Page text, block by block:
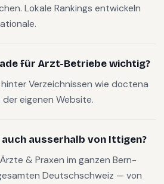
Lokale Rankings entwickeln
für Arzt-Betriebe wichtig?
Verzeichnissen wie doctena
eigenen Website.
ausserhalb von Ittigen?
& Praxen im ganzen Bern-
Deutschschweiz — von